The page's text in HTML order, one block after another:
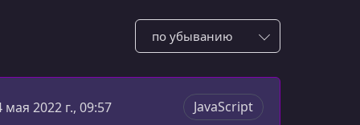
Сотировать по:
мая 2022 г., 09:57 JavaScript